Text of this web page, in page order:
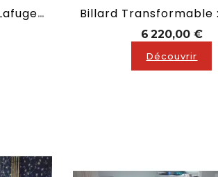
Billard : Louis-Philippe Lafuge Convertible
6 220,00 €
Découvrir